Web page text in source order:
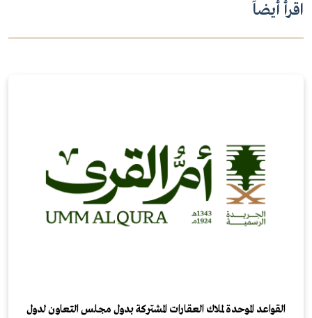
اقرأ أيضاً
القواعد الموحدة لملاك العقارات المشتركة بدول مجلس التعاون لدول